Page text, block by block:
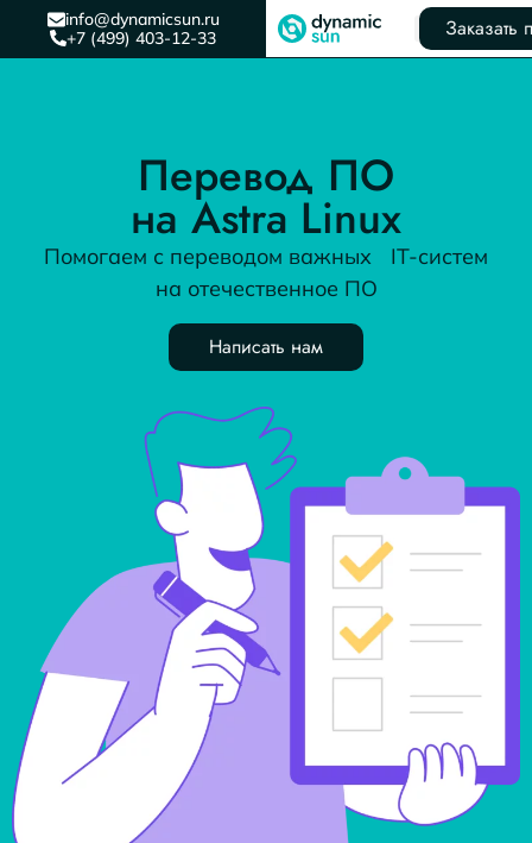
info@dynamicsun.ru
+7 (499) 403-12-33
Заказать
Перевод ПО
на Astra Linux
Помогаем с переводом важных IT-систем
на отечественное ПО
Написать нам